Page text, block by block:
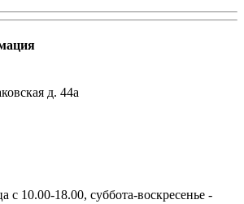
д. 44а
с 10.00-18.00, суббота-воскресенье -